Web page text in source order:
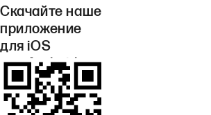
Скачайте наше
приложение
для iOS
или Android.